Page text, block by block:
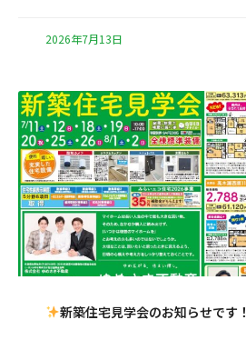
2026年7月13日
新築住宅見学会のお知らせです！